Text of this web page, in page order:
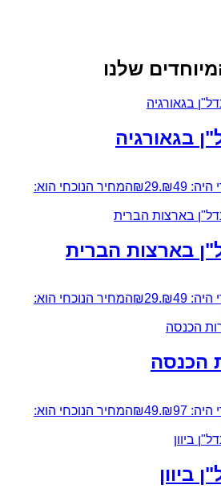
שלנו
בגאורגיה
₪49.
₪29
המחיר הנוכחי הוא:
בארצות הברית
₪49.
₪29
המחיר הנוכחי הוא:
הכנסה
₪97.
₪49
המחיר הנוכחי הוא:
ביוון